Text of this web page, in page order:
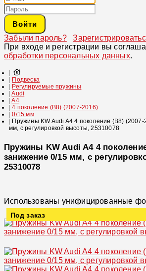
Войти
Забыли пароль?
При входе и регистрации вы
обработки персональных данных.
Подвеска
Регулируемые пружины
Audi
A4
4 поколение (B8) (2007-2016)
0/15 мм
Пружины KW Audi A4 4 поколение (B8)
мм, с регулировкой высоты, 25310078
Пружины KW Audi A4 4
занижение 0/15 мм, с
25310078
Использованы унифицированные
Под заказ